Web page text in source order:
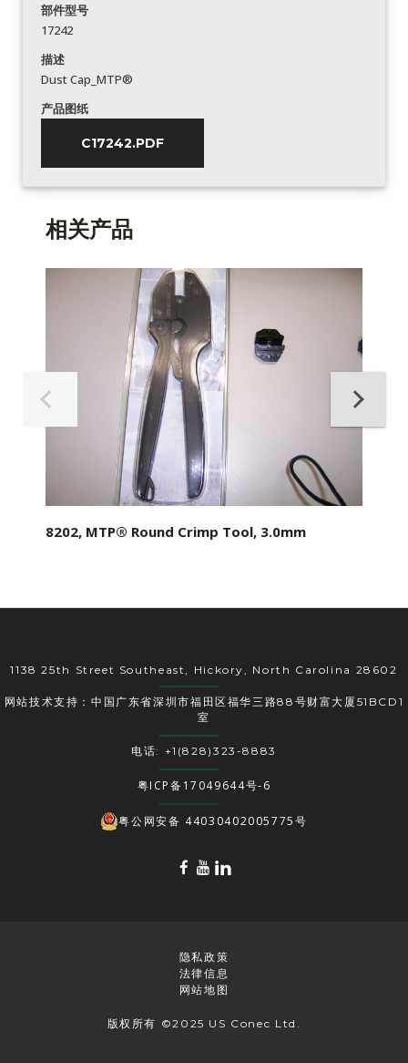
部件型号
17242
描述
Dust Cap_MTP®
产品图纸
C17242.PDF
相关产品
8202, MTP® Round Crimp Tool, 3.0mm
1138 25th Street Southeast, Hickory, North Carolina 28602
网站技术支持：中国广东省深圳市福田区福华三路88号财富大厦51BCD1
室
电话: +1(828)323-8883
粤ICP备17049644号-6
粤公网安备 44030402005775号
版权所有 ©2025 US Conec Ltd.
隐私政策
法律信息
网站地图